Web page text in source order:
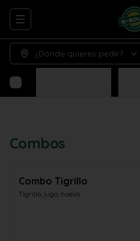
Abrir menu de navegación
¿Dónde quieres pedir?
Tigrillo
Combos
Combo Tigrillo
Tigrillo, jugo, huevo